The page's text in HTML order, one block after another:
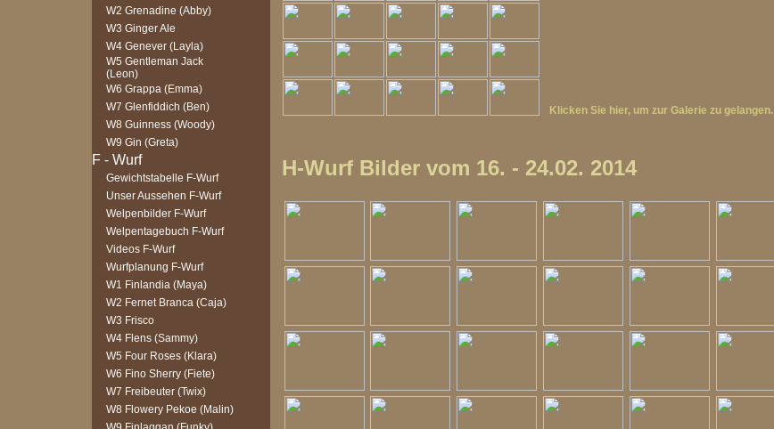
W2 Grenadine (Abby)
W3 Ginger Ale
W4 Genever (Layla)
W5 Gentleman Jack
(Leon)
W6 Grappa (Emma)
W7 Glenfiddich (Ben)
W8 Guinness (Woody)
W9 Gin (Greta)
Gewichtstabelle F-Wurf
Unser Aussehen F-Wurf
Welpenbilder F-Wurf
Welpentagebuch F-Wurf
Videos F-Wurf
Wurfplanung F-Wurf
W1 Finlandia (Maya)
W2 Fernet Branca (Caja)
W3 Frisco
W4 Flens (Sammy)
W5 Four Roses (Klara)
W6 Fino Sherry (Fiete)
W7 Freibeuter (Twix)
W8 Flowery Pekoe (Malin)
Klicken Sie hier, um zur Galerie zu gelangen.
H-Wurf Bilder vom 16. - 24.02. 2014